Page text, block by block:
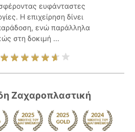
ευφάνταστες
Η επιχείρηση δίνει
ενώ παράλληλα
στη δοκιμή ...
Ζαχαροπλαστική